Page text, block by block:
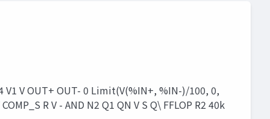
V1 V OUT+ OUT- 0 Limit(V(%IN+, %IN-)/100, 0,
R V - AND N2 Q1 QN V S Q\ FFLOP R2 40k